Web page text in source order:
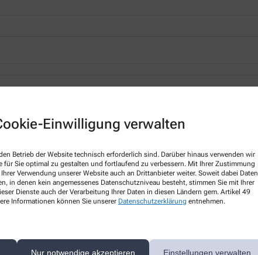
Einwilligung verwalten
Betrieb der Website technisch erforderlich sind. Darüber hinaus verwenden wir
für Sie optimal zu gestalten und fortlaufend zu verbessern. Mit Ihrer Zustimmung
Verwendung unserer Website auch an Drittanbieter weiter. Soweit dabei Daten
in denen kein angemessenes Datenschutzniveau besteht, stimmen Sie mit Ihrer
Dienste auch der Verarbeitung Ihrer Daten in diesen Ländern gem. Artikel 49
Informationen können Sie unserer Datenschutzerklärung entnehmen.
Nur notwendige akzeptieren Einstellungen verwalten